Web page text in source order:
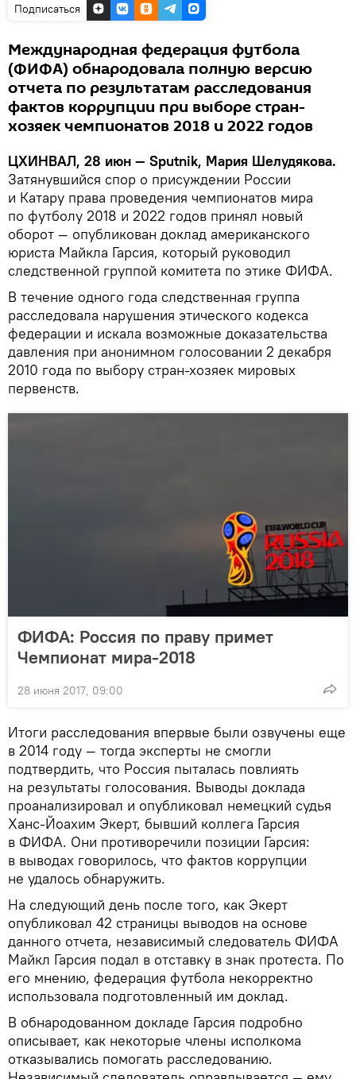
Подписаться
Международная федерация футбола
(ФИФА) обнародовала полную версию
отчета по результатам расследования
фактов коррупции при выборе стран-
хозяек чемпионатов 2018 и 2022 годов
ЦХИНВАЛ, 28 июн — Sputnik, Мария Шелудякова.
Затянувшийся спор о присуждении России
и Катару права проведения чемпионатов мира
по футболу 2018 и 2022 годов принял новый
оборот — опубликован доклад американского
юриста Майкла Гарсия, который руководил
следственной группой комитета по этике ФИФА.
В течение одного года следственная группа
расследовала нарушения этического кодекса
федерации и искала возможные доказательства
давления при анонимном голосовании 2 декабря
2010 года по выбору стран-хозяек мировых
первенств.
ФИФА: Россия по праву примет
Чемпионат мира-2018
28 июня 2017, 09:00
Итоги расследования впервые были озвучены еще
в 2014 году — тогда эксперты не смогли
подтвердить, что Россия пыталась повлиять
на результаты голосования. Выводы доклада
проанализировал и опубликовал немецкий судья
Ханс-Йоахим Экерт, бывший коллега Гарсия
в ФИФА. Они противоречили позиции Гарсия:
в выводах говорилось, что фактов коррупции
не удалось обнаружить.
На следующий день после того, как Экерт
опубликовал 42 страницы выводов на основе
данного отчета, независимый следователь ФИФА
Майкл Гарсия подал в отставку в знак протеста. По
его мнению, федерация футбола некорректно
использовала подготовленный им доклад.
В обнародованном докладе Гарсия подробно
описывает, как некоторые члены исполкома
отказывались помогать расследованию.